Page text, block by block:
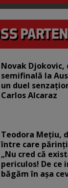
Novak Djokovic,
semifinală la
un duel
Carlos Alcaraz
Teodora Mețiu,
între care
„Nu cred că
periculos! De ce
băgăm în așa